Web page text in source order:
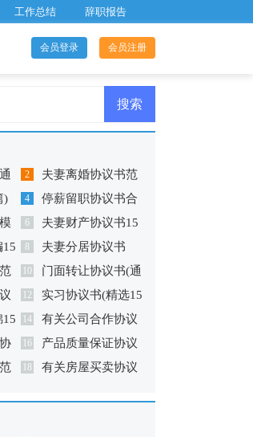
工作总结 辞职报告
会员登录 会员注册
2
夫妻离婚协议书范
本
) 4
停薪留职协议书合
集六篇
6
夫妻财产协议书15
篇
15
8 夫妻分居协议书
10
门面转让协议书(通
用版)
12
实习协议书(精选15
篇)
14
有关公司合作协议
书范文汇总十篇
16
产品质量保证协议
书8篇
18
有关房屋买卖协议